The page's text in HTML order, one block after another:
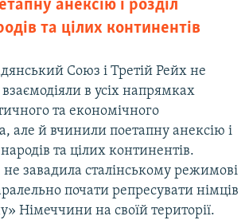
анексію і розділ
та цілих континентів
Союз і Третій Рейх не
в усіх напрямках
та економічного
але й вчинили поетапну анексію і
та цілих континентів.
завадила сталінському режимові
почати репресувати німців
Німеччини на своїй території.